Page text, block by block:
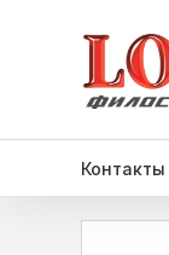
Контакты